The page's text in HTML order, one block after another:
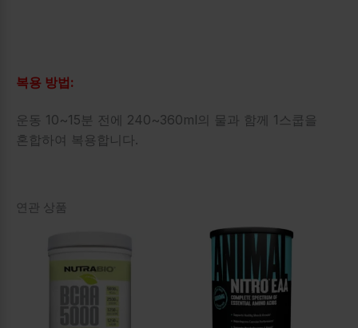
복용 방법:
운동 10~15분 전에 240~360ml의 물과 함께 1스쿱을
혼합하여 복용합니다.
연관 상품